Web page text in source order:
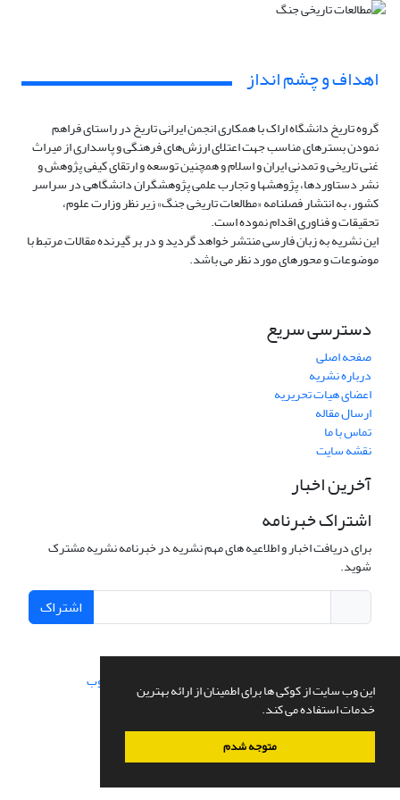
این وب سایت از کوکی ها برای اطمینان از ارائه بهترین
خدمات استفاده می کند.
متوجه شدم
اهداف و چشم انداز
گروه تاریخ دانشگاه اراک با همکاری انجمن ایرانی تاریخ در راستای فراهم
نمودن بسترهای مناسب جهت اعتلای ارزش‌های فرهنگی و پاسداری از میراث
غنی تاریخی و تمدنی ایران و اسلام و همچنین توسعه و ارتقای کیفی پژوهش و
نشر دستاوردها، پژوهشها و تجارب علمی پژوهشگران دانشگاهی در سراسر
کشور، به انتشار فصلنامه «مطالعات تاریخی جنگ» زیر نظر وزارت علوم،
تحقیقات و فناوری اقدام نموده است.
این نشریه به زبان فارسی منتشر خواهد گردید و در بر گیرنده مقالات مرتبط با
موضوعات و محورهای مورد نظر می باشد.
دسترسی سریع
صفحه اصلی
درباره نشریه
اعضای هیات تحریریه
ارسال مقاله
تماس با ما
نقشه سایت
آخرین اخبار
اشتراک خبرنامه
برای دریافت اخبار و اطلاعیه های مهم نشریه در خبرنامه نشریه مشترک
شوید.
اشتراک
سامانه مدیریت نشریات علمی. طراحی و پیاده سازی از سیناوب